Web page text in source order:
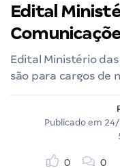
Edital
Edital Ministério
são para cargos de
Publicado em
0 0